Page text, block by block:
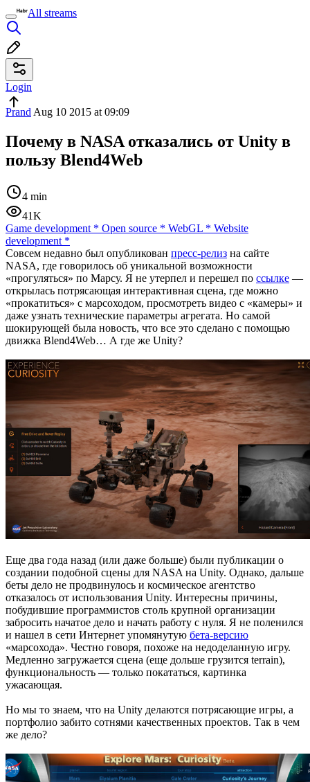
All streams
Login
Prand Aug 10 2015 at 09:09
Почему в NASA отказались от Unity в
пользу Blend4Web
4 min
41K
Game development * Open source * WebGL * Website
development *
Совсем недавно был опубликован пресс-релиз на сайте
NASA, где говорилось об уникальной возможности
«прогуляться» по Марсу. Я не утерпел и перешел по ссылке —
открылась потрясающая интерактивная сцена, где можно
«прокатиться» с марсоходом, просмотреть видео с «камеры» и
даже узнать технические параметры агрегата. Но самой
шокирующей была новость, что все это сделано с помощью
движка Blend4Web… А где же Unity?
Еще два года назад (или даже больше) были публикации о
создании подобной сцены для NASA на Unity. Однако, дальше
беты дело не продвинулось и космическое агентство
отказалось от использования Unity. Интересны причины,
побудившие программистов столь крупной организации
забросить начатое дело и начать работу с нуля. Я не поленился
и нашел в сети Интернет упомянутую бета-версию
«марсохода». Честно говоря, похоже на недоделанную игру.
Медленно загружается сцена (еще дольше грузится terrain),
функциональность — только покататься, картинка
ужасающая.
Но мы то знаем, что на Unity делаются потрясающие игры, а
портфолио забито сотнями качественных проектов. Так в чем
же дело?